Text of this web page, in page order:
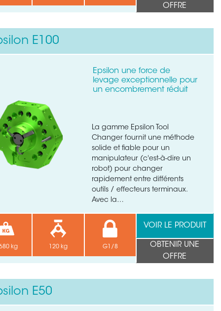
OFFRE
E100
Epsilon une force de
levage exceptionnelle pour
un encombrement réduit
La gamme Epsilon Tool
Changer fournit une méthode
solide et fiable pour un
manipulateur (c'est-à-dire un
robot) pour changer
rapidement entre différents
outils / effecteurs terminaux.
Avec la…
kg 120 kg G1/8
VOIR LE PRODUIT
OBTENIR UNE
OFFRE
E50